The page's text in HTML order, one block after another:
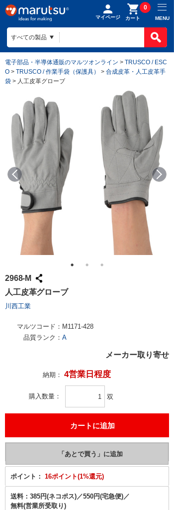
マイページ カート
0
MENU
電子部品・半導体通販のマルツオンライン > TRUSCO / ESC
O > TRUSCO / 作業手袋（保護具） > 合成皮革・人工皮革手
袋 > 人工皮革グローブ
2968-M
人工皮革グローブ
川西工業
マルツコード： M1171-428
品質ランク： A
メーカー取り寄せ
納期： 4営業日程度
購入数量 双
ポイント： 16ポイント(1%還元)
送料： 385円(ネコポス)／550円(宅急便)／
無料(営業所受取り)